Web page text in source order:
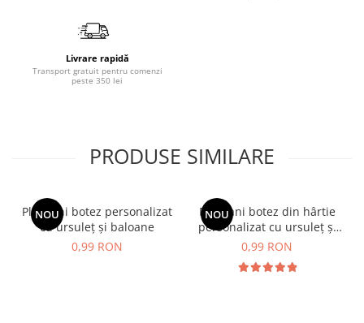
Livrare rapidă
Transport gratuit pentru comenzi
peste 350 lei
PRODUSE SIMILARE
NOU
Plic bani botez personalizat
cu ursuleț și baloane
0,99 RON
NOU
Plic bani botez din hârtie
personalizat cu ursuleț și
baloane
0,99 RON